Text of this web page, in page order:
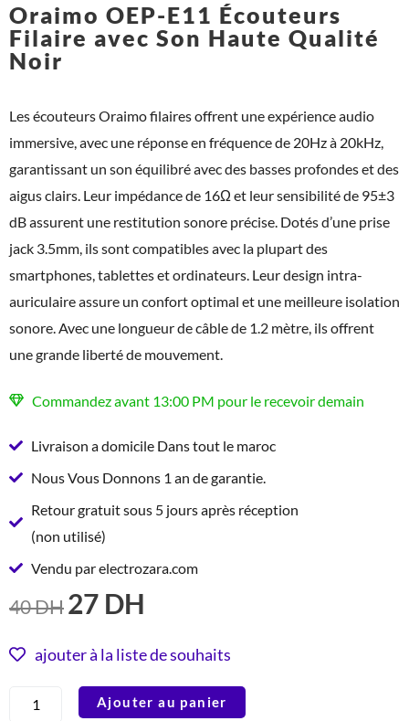
Oraimo OEP-E11 Écouteurs
Filaire avec Son Haute Qualité
Noir
Les écouteurs Oraimo filaires offrent une expérience audio
immersive, avec une réponse en fréquence de 20Hz à 20kHz,
garantissant un son équilibré avec des basses profondes et des
aigus clairs. Leur impédance de 16Ω et leur sensibilité de 95±3
dB assurent une restitution sonore précise. Dotés d’une prise
jack 3.5mm, ils sont compatibles avec la plupart des
smartphones, tablettes et ordinateurs. Leur design intra-
auriculaire assure un confort optimal et une meilleure isolation
sonore. Avec une longueur de câble de 1.2 mètre, ils offrent
une grande liberté de mouvement.
Commandez avant 13:00 PM pour le recevoir demain
Livraison a domicile Dans tout le maroc
Nous Vous Donnons 1 an de garantie.
Retour gratuit sous 5 jours après réception
(non utilisé)
Vendu par electrozara.com
40DH LE
INITIAL
ÉTAIT :
40 DH.
27 DH
ACTUEL
EST :
27 DH.
ajouter à la liste de souhaits
Ajouter au panier